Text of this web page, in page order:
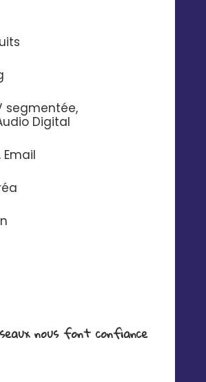
segmentée,
Digital
Email
nous font confiance
de marque
les derniers contenus à jour
et par utilisateur
ressources